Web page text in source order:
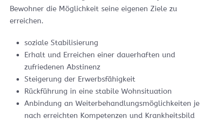
Bewohner die Möglichkeit seine eigenen Ziele zu
erreichen.
soziale Stabilisierung
Erhalt und Erreichen einer dauerhaften und
zufriedenen Abstinenz
Steigerung der Erwerbsfähigkeit
Rückführung in eine stabile Wohnsituation
Anbindung an Weiterbehandlungsmöglichkeiten je
nach erreichten Kompetenzen und Krankheitsbild